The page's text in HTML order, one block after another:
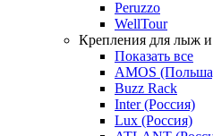
Peruzzo
WellTour
Крепления для лыж и
Показать все
AMOS
Buzz Rack
Inter (Россия)
Lux (Россия)